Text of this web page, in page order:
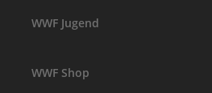
WWF Jugend
WWF Shop